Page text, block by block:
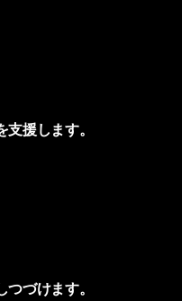
援します。
づけます。